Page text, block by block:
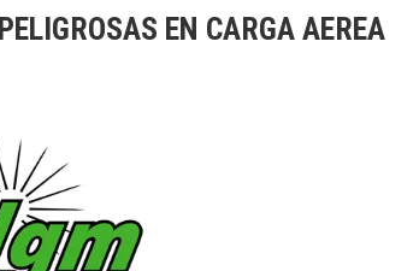
EN CARGA AEREA